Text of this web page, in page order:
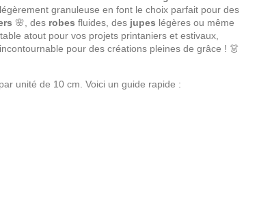
granuleuse en font le choix parfait pour des
🌸, des robes fluides, des jupes légères ou même
atout pour vos projets printaniers et estivaux,
pour des créations pleines de grâce ! 👗
unité de 10 cm. Voici un guide rapide :